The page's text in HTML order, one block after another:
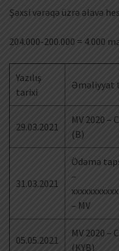
Şəxsi vərəqə üzrə əlavə
204.000-200.000 = 4.000
Yazılış
tarixi
Əməliyyat
29.03.2021
MV 2020 –
(B)
31.03.2021
Ödəmə
–
– MV
05.05.2021
MV 2020 –
(KYB)